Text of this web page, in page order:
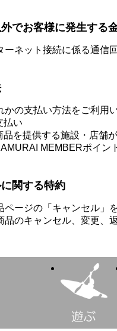
でお客様に発生する
ーネット接続に係る通信
かの支払い方法をご利用
払い
品を提供する施設・店舗
MEMBERポイン
関する特約
ページの「キャンセル」
のキャンセル、変更、